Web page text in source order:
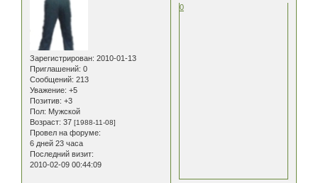
Зарегистрирован: 2010-01-13
Приглашений: 0
Сообщений: 213
Уважение: +5
Позитив: +3
Пол: Мужской
Возраст: 37 [1988-11-08]
Провел на форуме:
6 дней 23 часа
Последний визит:
2010-02-09 00:44:09
0